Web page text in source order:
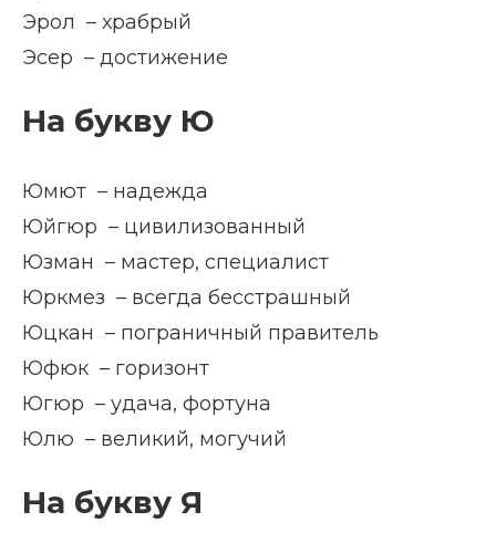
Эрол – храбрый
Эсер – достижение
На букву Ю
Юмют – надежда
Юйгюр – цивилизованный
Юзман – мастер, специалист
Юркмез – всегда бесстрашный
Юцкан – пограничный правитель
Юфюк – горизонт
Югюр – удача, фортуна
Юлю – великий, могучий
На букву Я